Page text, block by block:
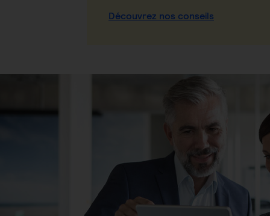
Découvrez nos conseils